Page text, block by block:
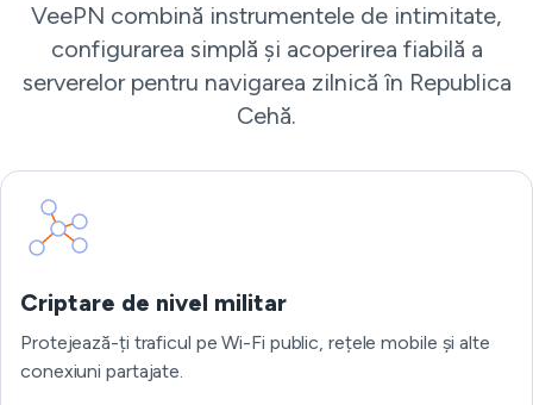
VeePN combină instrumentele de intimitate,
configurarea simplă și acoperirea fiabilă a
serverelor pentru navigarea zilnică în Republica
Cehă.
Criptare de nivel militar
Protejează-ți traficul pe Wi-Fi public, rețele mobile și alte
conexiuni partajate.